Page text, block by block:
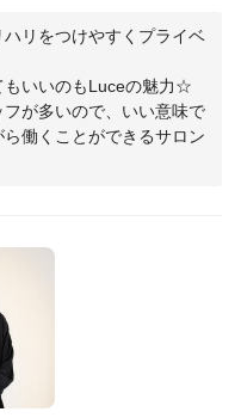
リをつけやすくプライベ
もいいのもLuceの魅力☆
が多いので、いい意味で
働くことができるサロン